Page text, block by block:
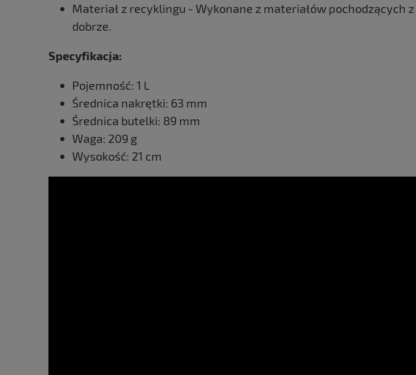
Materiał z recyklingu - Wykonane z materiałów pochodzących
dobrze.
Specyfikacja:
Pojemność: 1 L
Średnica nakrętki: 63 mm
Średnica butelki: 89 mm
Waga: 209 g
Wysokość: 21 cm